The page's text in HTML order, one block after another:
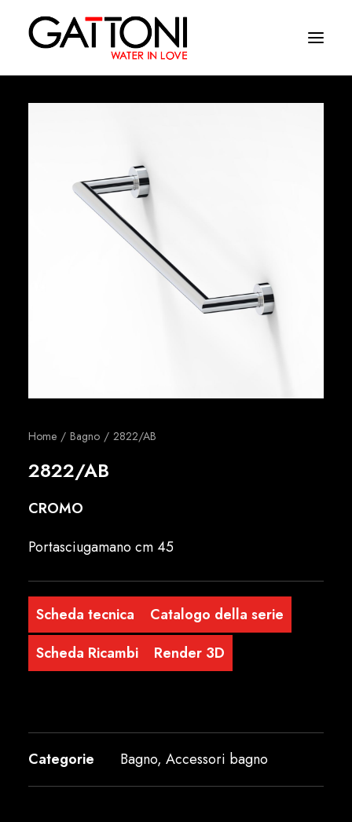
Prodotti
Home Bagno 2822/AB
2822/AB
CROMO
Portasciugamano cm 45
Scheda tecnica
Catalogo della serie
Scheda Ricambi
Render 3D
Categorie Bagno, Accessori bagno